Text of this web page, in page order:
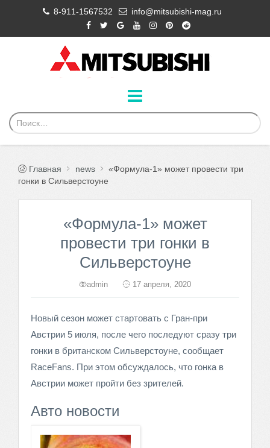
8-911-1567532 info@mitsubishi-mag.ru
Главная news
«Формула-1» может провести три
гонки в Сильверстоуне
«Формула-1» может
провести три гонки в
Сильверстоуне
admin 17 апреля, 2020
Новый сезон может стартовать с Гран-при
Австрии 5 июля, после чего последуют сразу три
гонки в британском Сильверстоуне, сообщает
RaceFans. При этом обсуждалось, что гонка в
Австрии может пройти без зрителей.
Авто новости